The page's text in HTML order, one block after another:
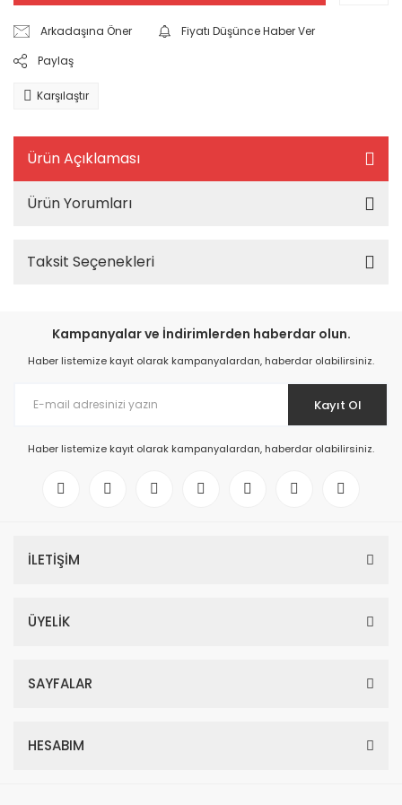
Arkadaşına Öner
Fiyatı Düşünce Haber Ver
Paylaş
Karşılaştır
Ürün Açıklaması
Ürün Yorumları
Taksit Seçenekleri
Kampanyalar ve İndirimlerden haberdar olun.
Haber listemize kayıt olarak kampanyalardan, haberdar olabilirsiniz.
Kayıt Ol
Haber listemize kayıt olarak kampanyalardan, haberdar olabilirsiniz.
İLETİŞİM
ÜYELİK
SAYFALAR
HESABIM